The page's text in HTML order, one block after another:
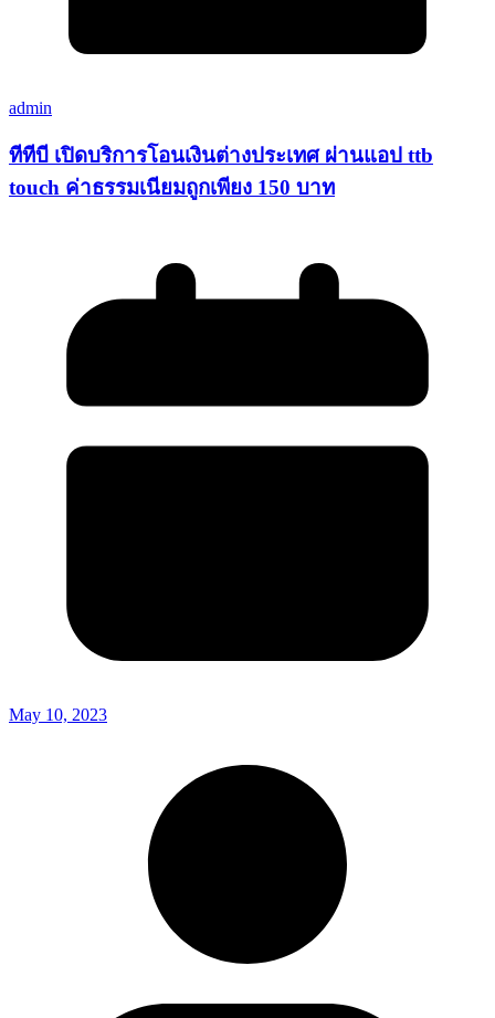
admin
ทีทีบี เปิดบริการโอนเงินต่างประเทศ ผ่านแอป ttb
touch ค่าธรรมเนียมถูกเพียง 150 บาท
May 10, 2023